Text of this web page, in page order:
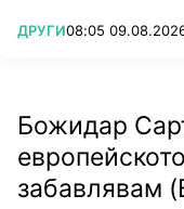
ПОВЕЧЕ ОТ
ДРУГИ08:05
Божидар
забавлявам